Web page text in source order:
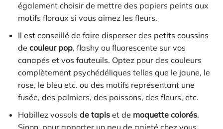
également choisir de mettre des papiers peints aux
motifs floraux si vous aimez les fleurs.
Il est conseillé de faire disperser des petits coussins
de couleur pop, flashy ou fluorescente sur vos
canapés et vos fauteuils. Optez pour des couleurs
complètement psychédéliques telles que le jaune, le
rose, le bleu etc. ou des motifs représentant une
fusée, des palmiers, des poissons, des fleurs, etc.
Habillez vossols de tapiset de moquette colorés.
Sinon, pour apporter un peu de gaieté chez vous,